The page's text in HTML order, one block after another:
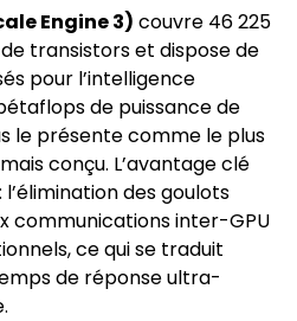
Engine 3) couvre 46 225
transistors et dispose de
pour l’intelligence
de puissance de
le présente comme le plus
conçu. L’avantage clé
des goulots
communications inter-GPU
ce qui se traduit
de réponse ultra-